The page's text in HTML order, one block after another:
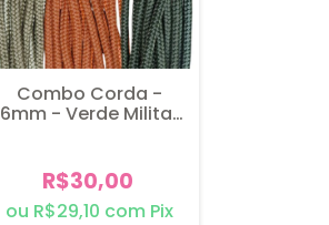
Combo Corda -
6mm - Verde Militar
R$30,00
R$29,10 com Pix